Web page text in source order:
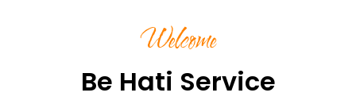
Welcome
Be Hati Service